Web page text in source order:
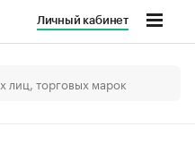
Личный кабинет